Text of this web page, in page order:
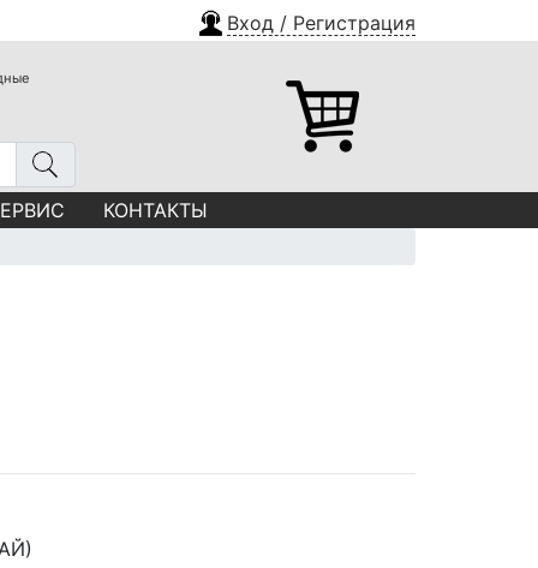
Вход / Регистрация
КОНТАКТЫ